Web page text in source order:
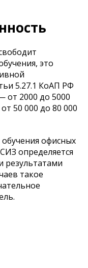
это
5.27.1 КоАП РФ
2000 до 5000
50 000 до 80 000
офисных
определяется
результатами
такое